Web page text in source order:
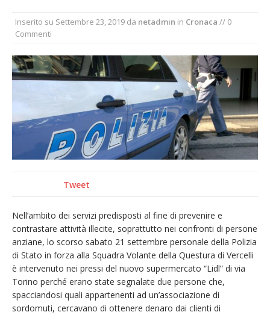
incendio di sterpaglie a Caresanablot
per i pagamenti delle prestazioni
Tanti fedeli in duomo per S. Eusebio. Mons.
Baturi: «Quel legame profondo tra le Chiese
di Vercelli e Cagliari»
Dieci anni fa l’ingresso a Vercelli
dell’arcivescovo mons. Marco Arnolfo
Inserito su Settembre 23, 2019 da netadmin in Cronaca // 0
Commenti
Tweet
Nell’ambito dei servizi predisposti al fine di prevenire e
contrastare attività illecite, soprattutto nei confronti di persone
anziane, lo scorso sabato 21 settembre personale della Polizia
di Stato in forza alla Squadra Volante della Questura di Vercelli
è intervenuto nei pressi del nuovo supermercato “Lidl” di via
Torino perché erano state segnalate due persone che,
spacciandosi quali appartenenti ad un’associazione di
sordomuti, cercavano di ottenere denaro dai clienti di